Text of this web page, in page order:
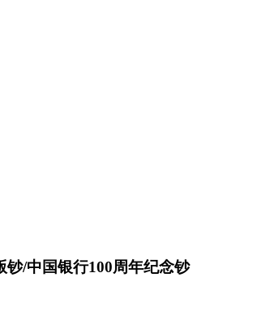
/中国银行100周年纪念钞